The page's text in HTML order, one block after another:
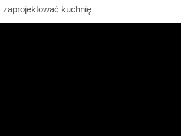
zaprojektować kuchnię